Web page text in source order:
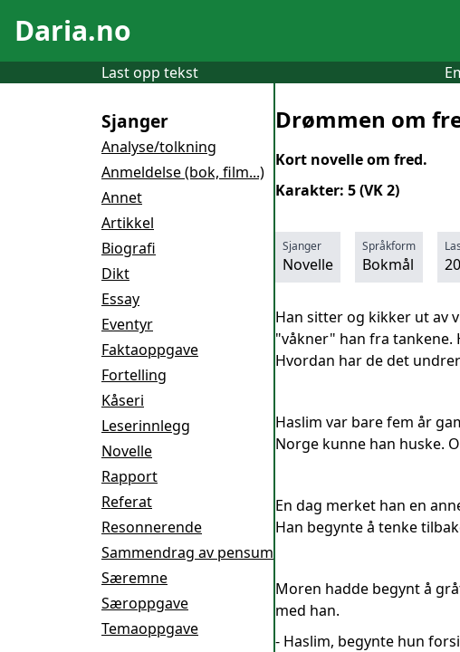
Daria.no
Last opp tekst
Sjanger
Analyse/tolkning
Anmeldelse (bok, film...)
Annet
Artikkel
Biografi
Dikt
Essay
Eventyr
Faktaoppgave
Fortelling
Kåseri
Leserinnlegg
Novelle
Rapport
Referat
Resonnerende
Sammendrag av pensum
Særemne
Særoppgave
Temaoppgave
Drømmen om
Kort novelle om fred.
Karakter: 5 (VK 2)
Sjanger
Novelle
Språkform
Bokmål
Han sitter og kikker ut av
"våkner" han fra tankene.
Hvordan har de det
Haslim var bare fem år
Norge kunne han huske.
En dag merket han en
Han begynte å tenke
Moren hadde begynt å
med han.
- Haslim, begynte hun